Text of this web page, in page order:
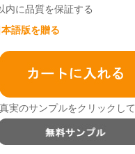
内に品質を保証する
語版を贈る
真実のサンプルをクリックし